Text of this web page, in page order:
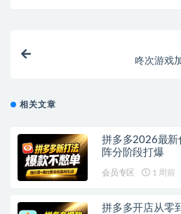
咚次游戏
相关文章
拼多多2026最新
阵分阶段打爆
会员专区 1 周前
拼多多开店从零